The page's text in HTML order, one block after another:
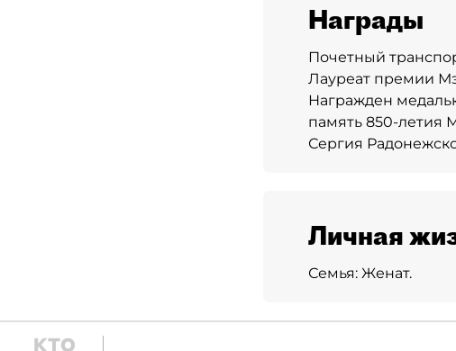
Награды
Почетный
Лауреат премии
Награжден
память 850-летия
Сергия
Личная
Семья: Женат.